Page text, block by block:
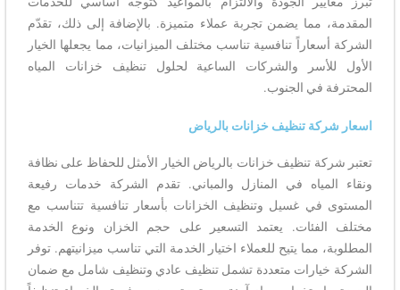
المقدمة، مما يضمن تجربة عملاء متميزة. بالإضافة إلى ذلك، تقدّم
الشركة أسعاراً تنافسية تناسب مختلف الميزانيات، مما يجعلها الخيار
الأول للأسر والشركات الساعية لحلول تنظيف خزانات المياه
المحترفة في الجنوب.
اسعار شركة تنظيف خزانات بالرياض
تعتبر شركة تنظيف خزانات بالرياض الخيار الأمثل للحفاظ على نظافة
ونقاء المياه في المنازل والمباني. تقدم الشركة خدمات رفيعة
المستوى في غسيل وتنظيف الخزانات بأسعار تنافسية تتناسب مع
مختلف الفئات. يعتمد التسعير على حجم الخزان ونوع الخدمة
المطلوبة، مما يتيح للعملاء اختيار الخدمة التي تناسب ميزانيتهم. توفر
الشركة خيارات متعددة تشمل تنظيف عادي وتنظيف شامل مع ضمان